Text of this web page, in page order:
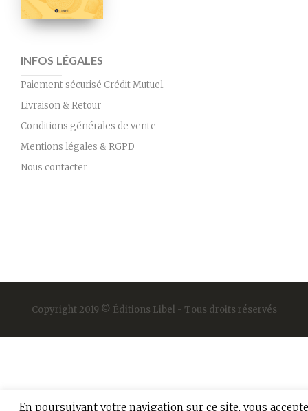
INFOS LÉGALES
Paiement sécurisé Crédit Mutuel
Livraison & Retour
Conditions générales de vente
Mentions légales & RGPD
Nous contacter
Copyright 2019 © Éditions Libel - Tous droits réservés
En poursuivant votre navigation sur ce site, vous